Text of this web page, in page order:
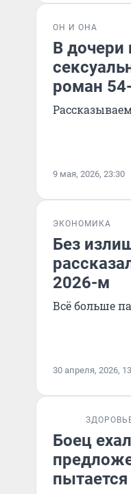
ОН И ОНА
В дочери
роман
9 мая, 2026, 23:30
ЭКОНОМИКА
Без
2026-м
Всё больше
30 апреля, 2026,
Боец